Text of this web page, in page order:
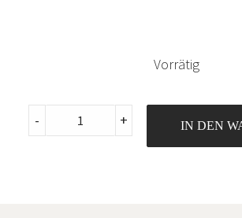
Vorrätig
Jersey
Indianerpanda
- + IN DEN